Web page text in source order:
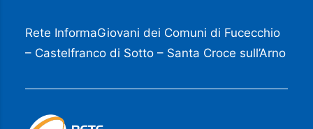
Rete InformaGiovani dei Comuni di Fucecchio
– Castelfranco di Sotto – Santa Croce sull’Arno